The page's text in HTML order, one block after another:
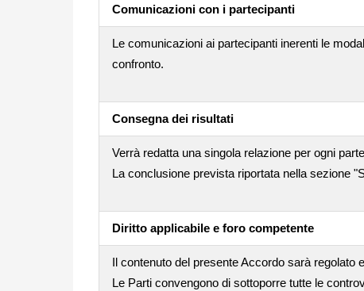
Comunicazioni con i partecipanti
Le comunicazioni ai partecipanti inerenti le
confronto.
Consegna dei risultati
Verrà redatta una singola relazione per ogni
La conclusione prevista riportata nella sezione
Diritto applicabile e foro competente
Il contenuto del presente Accordo sarà regolato
Le Parti convengono di sottoporre tutte le